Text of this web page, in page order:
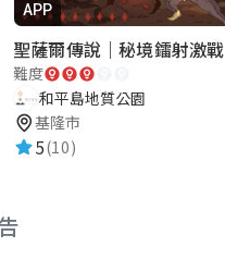
APP
聖薩爾傳說｜秘境鐳射激戰
難度
和平島地質公園
基隆市
5(10)